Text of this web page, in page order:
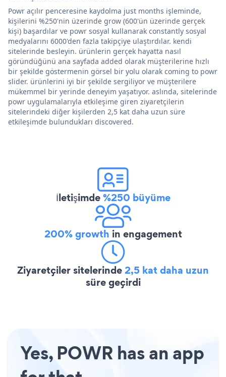
Powr açılır penceresine kaydolma just months işleminde,
kişilerini %250'nin üzerinde grow (600'ün üzerinde gerçek
kişi) başardılar ve powr sosyal kullanarak constantly sosyal
medyalarını 6000'den fazla takipçiye ulaştırdılar. kendi
sitelerinde besleyin. ürünlerin gerçek hayatta nasıl
göründüğünü ana sayfada added olarak müşterilerine hızlı
bir şekilde göstermenin görsel bir yolu olarak coming to powr
slider. ürünlerini iyi bir şekilde sergiliyor ve müşterilere
mükemmel bir yerinde deneyim yaşatıyor. aslında, sitelerinde
powr uygulamalarıyla etkileşime giren ziyaretçilerin
sitelerindeki diğer kişilerden 2,5 kat daha uzun süre
etkileşimde bulundukları discovered.
İletişimde%250 büyüme
200% growth in engagement
Ziyaretçiler sitelerinde2,5 kat daha uzun
süre geçirdi
Yes, POWR has an app